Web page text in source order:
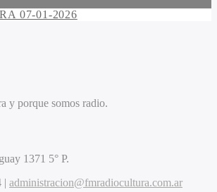
07-01-2026
y porque somos radio.
1371 5° P.
| administracion@fmradiocultura.com.ar